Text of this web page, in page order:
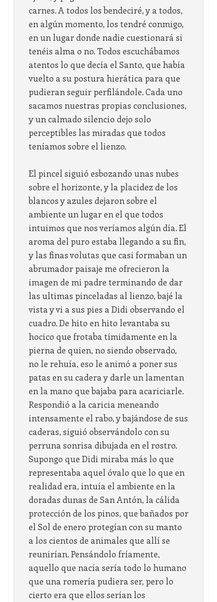
carnes. A todos los bendeciré, y a todos,
en algún momento, los tendré conmigo,
en un lugar donde nadie cuestionará si
tenéis alma o no. Todos escuchábamos
atentos lo que decía el Santo, que había
vuelto a su postura hierática para que
pudieran seguir perfilándole. Cada uno
sacamos nuestras propias conclusiones,
y un calmado silencio dejo solo
perceptibles las miradas que todos
teníamos sobre el lienzo.
El pincel siguió esbozando unas nubes
sobre el horizonte, y la placidez de los
blancos y azules dejaron sobre el
ambiente un lugar en el que todos
intuimos que nos veríamos algún día. El
aroma del puro estaba llegando a su fin,
y las finas volutas que casi formaban un
abrumador paisaje me ofrecieron la
imagen de mi padre terminando de dar
las ultimas pinceladas al lienzo, bajé la
vista y vi a sus pies a Didi observando el
cuadro. De hito en hito levantaba su
hocico que frotaba tímidamente en la
pierna de quien, no siendo observado,
no le rehuía, eso le animó a poner sus
patas en su cadera y darle un lamentan
en la mano que bajaba para acariciarle.
Respondió a la caricia meneando
intensamente el rabo, y bajándose de sus
caderas, siguió observándolo con su
perruna sonrisa dibujada en el rostro.
Supongo que Didi miraba más lo que
representaba aquel óvalo que lo que en
realidad era, intuía el ambiente en la
doradas dunas de San Antón, la cálida
protección de los pinos, que bañados por
el Sol de enero protegían con su manto
a los cientos de animales que allí se
reunirían. Pensándolo fríamente,
aquello que nacía sería todo lo humano
que una romería pudiera ser, pero lo
cierto era que ellos serían los